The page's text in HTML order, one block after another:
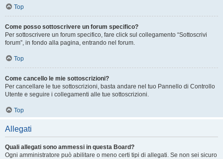
Top
Come posso sottoscrivere un forum specifico?
Per sottoscrivere un forum specifico, fare click sul collegamento “Sottoscrivi
forum”, in fondo alla pagina, entrando nel forum.
Top
Come cancello le mie sottoscrizioni?
Per cancellare le tue sottoscrizioni, basta andare nel tuo Pannello di Controllo
Utente e seguire i collegamenti alle tue sottoscrizioni.
Top
Allegati
Quali allegati sono ammessi in questa Board?
Ogni amministratore può abilitare o meno certi tipi di allegati. Se non sei sicuro